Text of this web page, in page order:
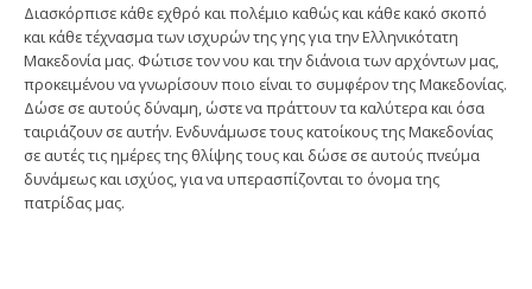
Διασκόρπισε κάθε εχθρό και πολέμιο καθώς και κάθε κακό σκοπό
και κάθε τέχνασμα των ισχυρών της γης για την Ελληνικότατη
Μακεδονία μας. Φώτισε τον νου και την διάνοια των αρχόντων μας,
προκειμένου να γνωρίσουν ποιο είναι το συμφέρον της Μακεδονίας.
Δώσε σε αυτούς δύναμη, ώστε να πράττουν τα καλύτερα και όσα
ταιριάζουν σε αυτήν. Ενδυνάμωσε τους κατοίκους της Μακεδονίας
σε αυτές τις ημέρες της θλίψης τους και δώσε σε αυτούς πνεύμα
δυνάμεως και ισχύος, για να υπερασπίζονται το όνομα της
πατρίδας μας.